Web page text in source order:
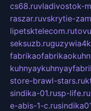
cs68.ruvladivostok-
raszar.ruvskrytie-
lipetsktelecom.ru
seksuzb.ru
store-brawl-stars.ru
sindika-01.rusp-life.ru
e-abis-1-c.ru